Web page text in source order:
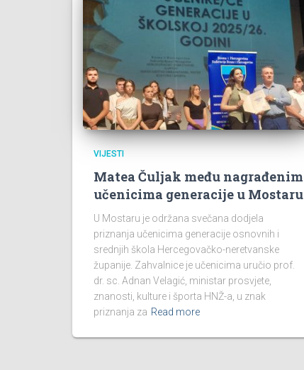
VIJESTI
Matea Čuljak među nagrađenim
učenicima generacije u Mostaru
U Mostaru je održana svečana dodjela
priznanja učenicima generacije osnovnih i
srednjih škola Hercegovačko-neretvanske
županije. Zahvalnice je učenicima uručio prof.
dr. sc. Adnan Velagić, ministar prosvjete,
znanosti, kulture i športa HNŽ-a, u znak
priznanja za Read more